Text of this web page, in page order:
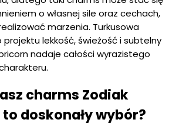
o własnej sile oraz cechach,
marzenia. Turkusowa
projektu lekkość, świeżość i subtelny
nadaje całości wyrazistego
charms Zodiak
doskonały wybór?